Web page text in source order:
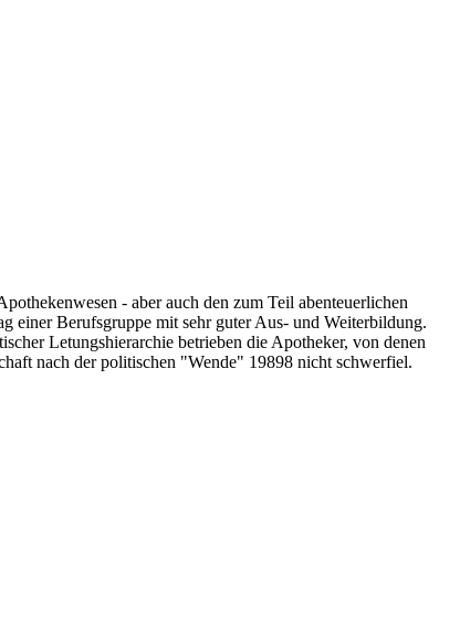
- aber auch den zum Teil abenteuerlichen
einer Berufsgruppe mit sehr guter Aus- und Weiterbildung.
Letungshierarchie betrieben die Apotheker, von denen
nach der politischen "Wende" 19898 nicht schwerfiel.